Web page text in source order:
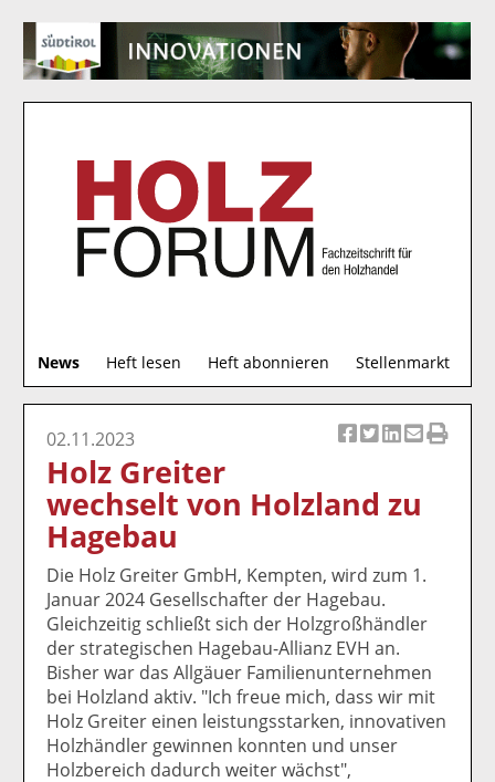
News Heft lesen Heft abonnieren Stellenmarkt
u
c
k
uf
F
ac
e
b
o
o
k
te
k
wi
tt
er
n
k
uf
Li
n
k
e
di
n
te
k
er
m
l
v
er
e
02.11.2023
Holz Greiter
wechselt von Holzland zu
Hagebau
Die Holz Greiter GmbH, Kempten, wird zum 1.
Januar 2024 Gesellschafter der Hagebau.
Gleichzeitig schließt sich der Holzgroßhändler
der strategischen Hagebau-Allianz EVH an.
Bisher war das Allgäuer Familienunternehmen
bei Holzland aktiv. "Ich freue mich, dass wir mit
Holz Greiter einen leistungsstarken, innovativen
Holzhändler gewinnen konnten und unser
Holzbereich dadurch weiter wächst",